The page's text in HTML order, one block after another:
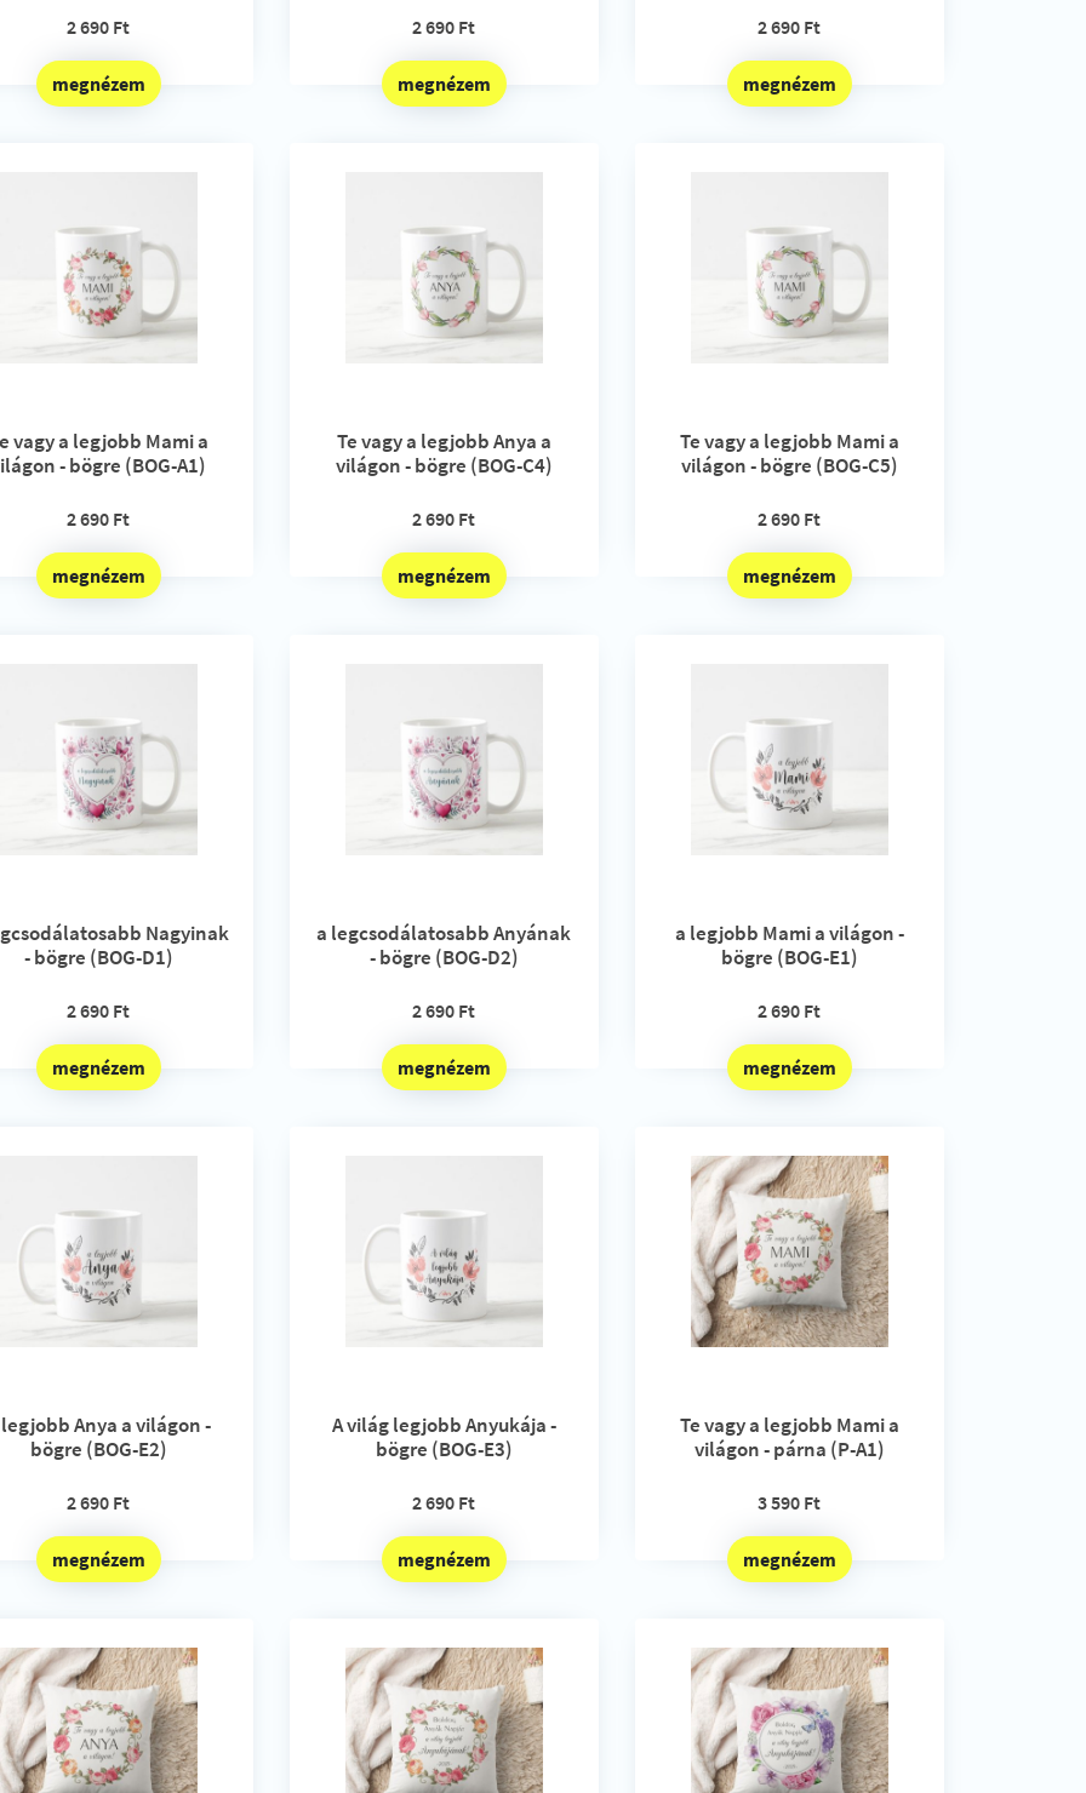
2 690 Ft
megnézem
2 690 Ft
megnézem
2 690 Ft
megnézem
vagy a legjobb Mami a
- bögre (BOG-A1)
2 690 Ft
megnézem
Te vagy a legjobb Anya a
világon - bögre (BOG-C4)
2 690 Ft
megnézem
Te vagy a legjobb Mami a
világon - bögre (BOG-C5)
2 690 Ft
megnézem
Nagyinak
- bögre (BOG-D1)
2 690 Ft
megnézem
a legcsodálatosabb Anyának
- bögre (BOG-D2)
2 690 Ft
megnézem
a legjobb Mami a világon -
bögre (BOG-E1)
2 690 Ft
megnézem
Anya a világon -
bögre (BOG-E2)
2 690 Ft
megnézem
A világ legjobb Anyukája -
bögre (BOG-E3)
2 690 Ft
megnézem
Te vagy a legjobb Mami a
világon - párna (P-A1)
3 590 Ft
megnézem